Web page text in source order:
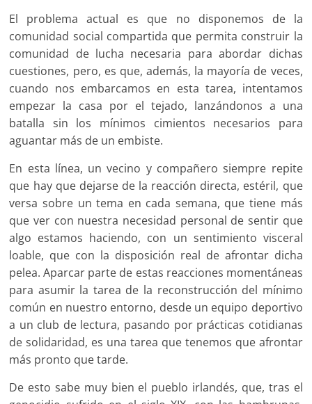
El problema actual es que no disponemos de la
comunidad social compartida que permita construir la
comunidad de lucha necesaria para abordar dichas
cuestiones, pero, es que, además, la mayoría de veces,
cuando nos embarcamos en esta tarea, intentamos
empezar la casa por el tejado, lanzándonos a una
batalla sin los mínimos cimientos necesarios para
aguantar más de un embiste.
En esta línea, un vecino y compañero siempre repite
que hay que dejarse de la reacción directa, estéril, que
versa sobre un tema en cada semana, que tiene más
que ver con nuestra necesidad personal de sentir que
algo estamos haciendo, con un sentimiento visceral
loable, que con la disposición real de afrontar dicha
pelea. Aparcar parte de estas reacciones momentáneas
para asumir la tarea de la reconstrucción del mínimo
común en nuestro entorno, desde un equipo deportivo
a un club de lectura, pasando por prácticas cotidianas
de solidaridad, es una tarea que tenemos que afrontar
más pronto que tarde.
De esto sabe muy bien el pueblo irlandés, que, tras el